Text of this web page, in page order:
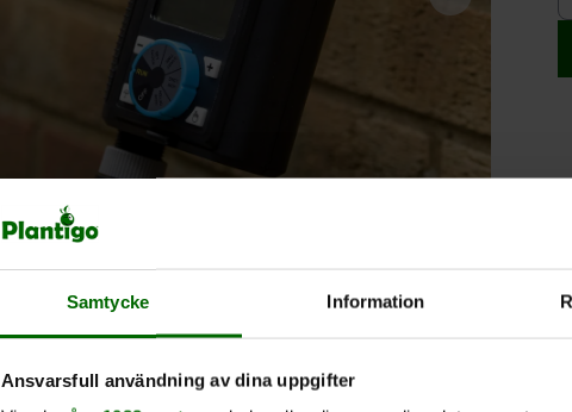
Samtycke Information
Ansvarsfull användning av dina uppgifter